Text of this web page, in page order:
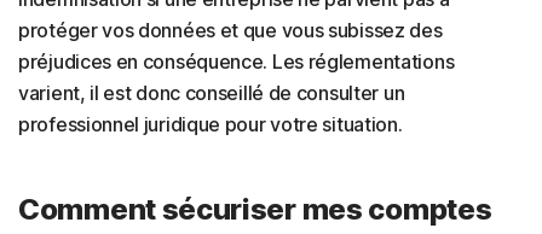
protéger vos données et que vous subissez des
préjudices en conséquence. Les réglementations
varient, il est donc conseillé de consulter un
professionnel juridique pour votre situation.
Comment sécuriser mes comptes